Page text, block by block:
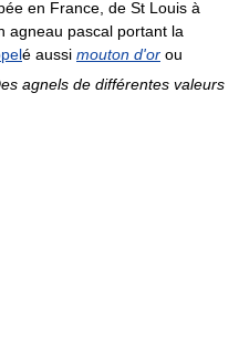
en France, de St Louis à
agneau pascal portant la
é aussi mouton d'or ou
agnels de différentes valeurs